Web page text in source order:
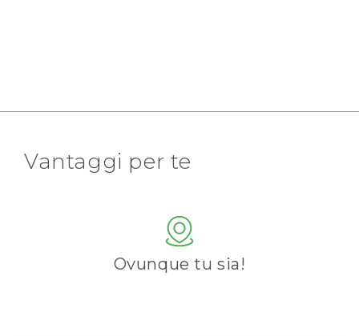
Vantaggi per te
Ovunque tu sia!